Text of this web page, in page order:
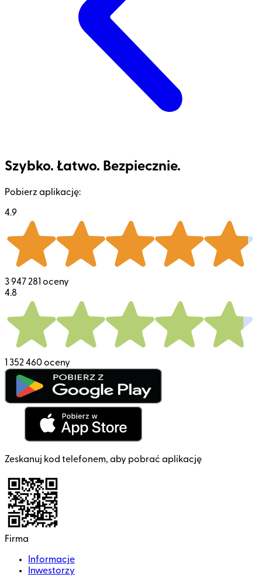
Szybko. Łatwo. Bezpiecznie.
Pobierz aplikację:
4.9
3 947 281 oceny
4.8
1 352 460 oceny
Zeskanuj kod telefonem, aby pobrać aplikację
Firma
Informacje
Inwestorzy